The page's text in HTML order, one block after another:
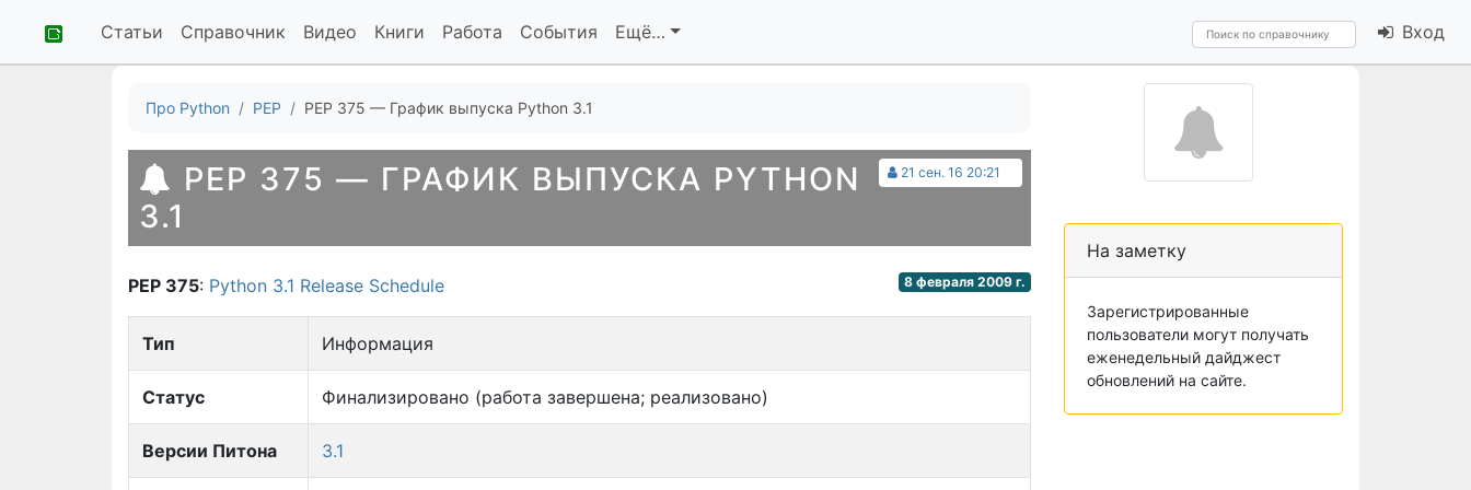
Статьи Справочник Видео Книги Работа События Ещё… Вход
Про Python PEP PEP 375 — График выпуска Python 3.1
21 сен. 16 20:21
PEP 375 — ГРАФИК ВЫПУСКА PYTHON
3.1
8 февраля 2009 г.
PEP 375: Python 3.1 Release Schedule
Тип Информация
Статус Финализировано (работа завершена; реализовано)
Версии Питона 3.1
На заметку
Зарегистрированные
пользователи могут получать
еженедельный дайджест
обновлений на сайте.